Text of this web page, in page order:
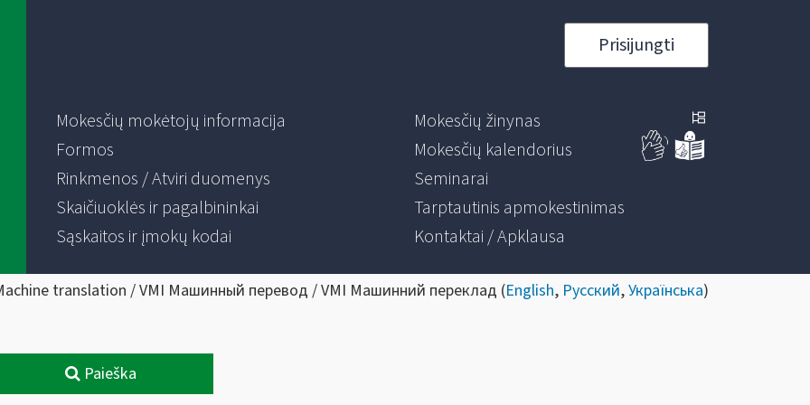
Prisijungti
Mokesčių mokėtojų informacija
Formos
Rinkmenos / Atviri duomenys
Skaičiuoklės ir pagalbininkai
Sąskaitos ir įmokų kodai
Mokesčių žinynas
Mokesčių kalendorius
Seminarai
Tarptautinis apmokestinimas
Kontaktai / Apklausa
translation / VMI Машинный перевод / VMI Машинний переклад (English, Русский,Українська)
Paieška